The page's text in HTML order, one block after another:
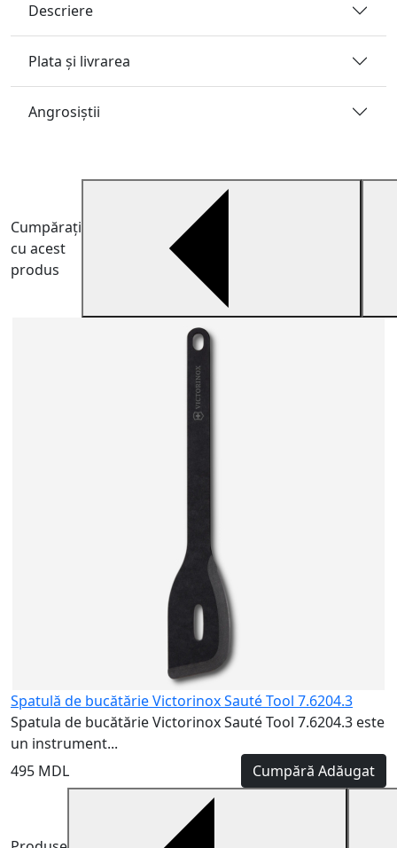
Descriere
Plata și livrarea
Angrosiştii
Cumpărați
cu acest
produs
Spatulă de bucătărie Victorinox Sauté Tool 7.6204.3
Spatula de bucătărie Victorinox Sauté Tool 7.6204.3 este
un instrument...
495 MDL
Cumpără Adăugat